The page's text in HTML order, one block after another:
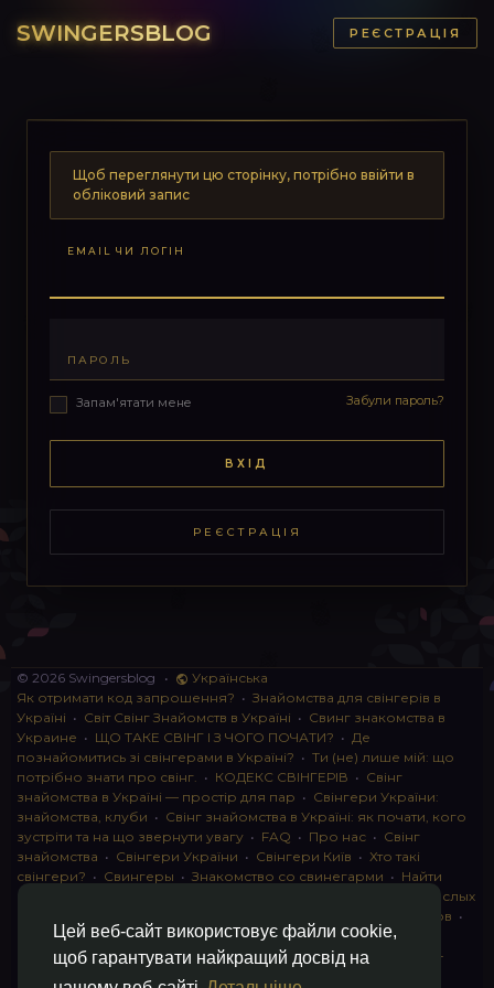
Цей веб-сайт використовує файли cookie,
щоб гарантувати найкращий досвід на
SWINGERSBLOG РЕЄСТРАЦІЯ
Щоб переглянути цю сторінку, потрібно ввійти в
обліковий запис
EMAIL ЧИ ЛОГІН
ПАРОЛЬ
Запам'ятати мене Забули пароль?
ВХІД
РЕЄСТРАЦІЯ
© 2026 Swingersblog •
Українська
Як отримати код запрошення? • Знайомства для свінгерів в
Україні • Світ Свінг Знайомств в Україні • Свинг знакомства в
Украине • ЩО ТАКЕ СВІНГ І З ЧОГО ПОЧАТИ? • Де
познайомитись зі свінгерами в Україні? • Ти (не) лише мій: що
потрібно знати про свінг. • КОДЕКС СВІНГЕРІВ • Свінг
знайомства в Україні — простір для пар • Свінгери України:
знайомства, клуби • Свінг знайомства в Україні: як почати, кого
зустріти та на що звернути увагу • FAQ • Про нас • Свінг
знайомства • Свінгери України • Свінгери Київ • Хто такі
свінгери? • Свингеры • Знакомство со свинегарми • Найти
instagram для взрослых
Клуб свингеров •
Конфіденційність• Правила• Партнерська програма
Свингеры •Свинг-пати•О свингерах откровенно
Свинг-
клуб: что это и как работает